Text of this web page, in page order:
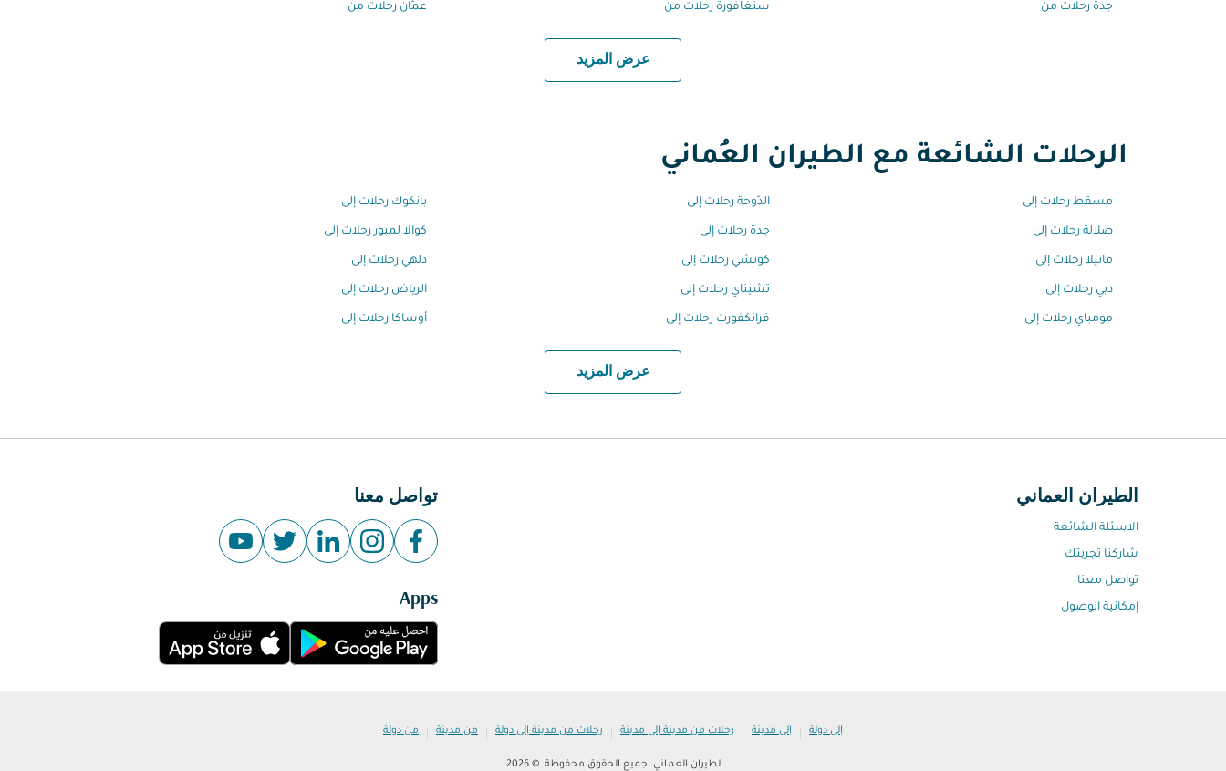
جدة رحلات من سنغافورة رحلات من عمّان رحلات من
عرض المزيد
الرحلات الشائعة مع الطيران العُماني
مسقط رحلات إلى الدّوحة رحلات إلى بانكوك رحلات إلى
صلالة رحلات إلى جدة رحلات إلى كوالا لمبور رحلات إلى
مانيلا رحلات إلى كوتشي رحلات إلى دلهي رحلات إلى
دبي رحلات إلى تشيناي رحلات إلى الرياض رحلات إلى
مومباي رحلات إلى فرانكفورت رحلات إلى أوساكا رحلات إلى
عرض المزيد
الطيران العماني
الاسئلة الشائعة
شاركنا تجربتك
تواصل معنا
إمكانية الوصول
تواصل معنا
Apps
إلى دولة | إلى مدينة | رحلات من مدينة إلى مدينة | رحلات من مدينة إلى دولة | من مدينة | من دولة
الطيران العماني. جميع الحقوق محفوظة. © 2026